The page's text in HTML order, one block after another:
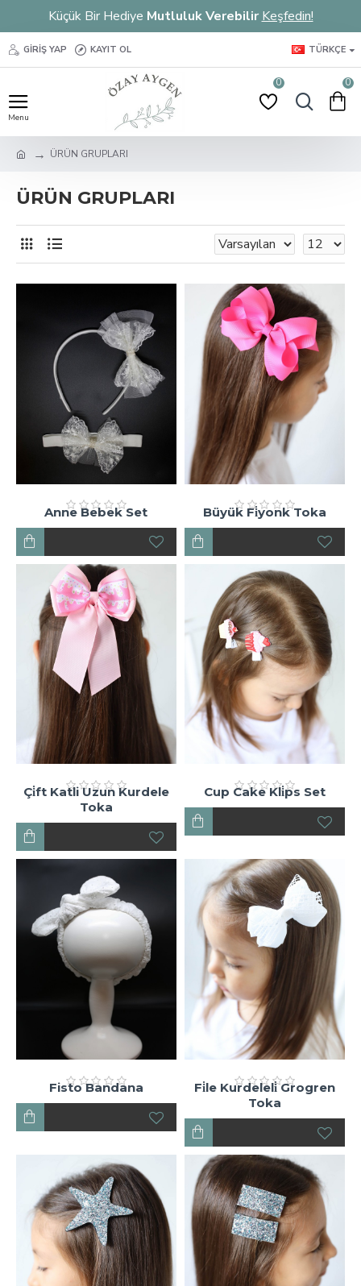
Küçük Bir Hediye Mutluluk Verebilir Keşfedin!
GIRIŞ YAP KAYIT OL TÜRKÇE
0 0
ÜRÜN GRUPLARI
ÜRÜN GRUPLARI
Anne Bebek Set Büyük Fi̇yonk Toka
Çi̇ft Katli Uzun Kurdele
Toka
Cup Cake Kli̇ps Set
Fisto Bandana
Fi̇le Kurdeleli̇ Grogren
Toka